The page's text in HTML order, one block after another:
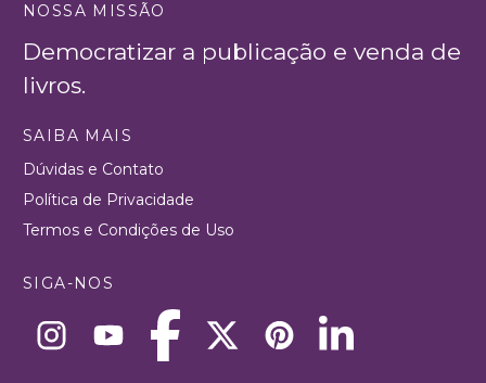
NOSSA MISSÃO
Democratizar a publicação e venda de
livros.
SAIBA MAIS
Dúvidas e Contato
Política de Privacidade
Termos e Condições de Uso
SIGA-NOS